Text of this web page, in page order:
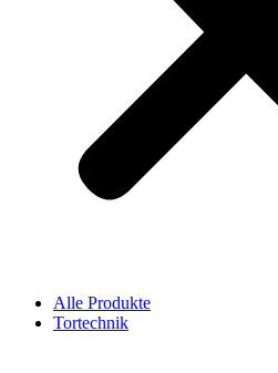
Alle Produkte
Tortechnik